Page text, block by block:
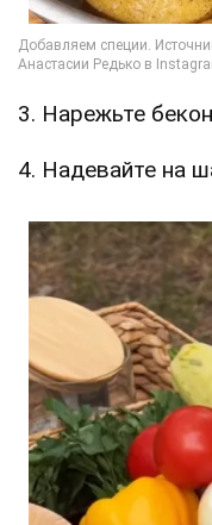
3. Нарежьте
4. Надевайте на